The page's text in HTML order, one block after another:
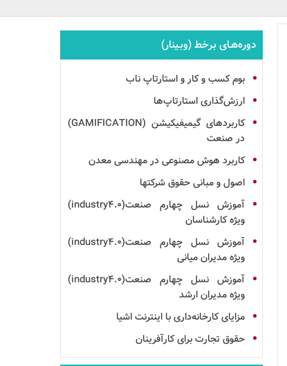
دوره‌هـای برخط (وبـینار)
بومکسب و کار و استارتاپ ناب
ارزش‌گذاری استارتاپ‌ها
کاربردهای گیمیفیکیشن (GAMIFICATION)
در صنعت
کاربرد هوش مصنوعی در مهندسی معدن
اصول و مبانی حقوق شرکت ها
آموزش نسل چهارم صنعت(industry4.0)
ویژه کارشناسان
آموزش نسل چهارم صنعت(industry4.0)
ویژه مدیران میانی
آموزش نسل چهارم صنعت(industry4.0)
ویژه مدیران ارشد
مزایای کارخانه‌داری با اینترنت اشیا
حقوق تجارت برای کارآفرینان